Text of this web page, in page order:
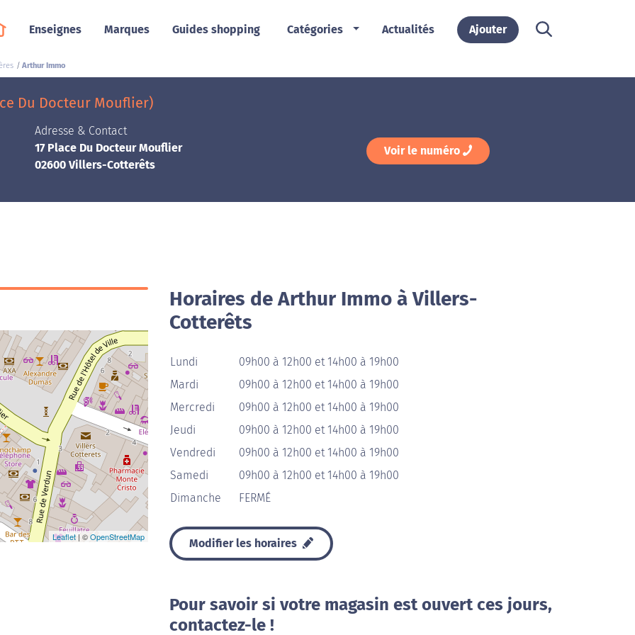
Enseignes Marques Guides shopping Catégories Actualités Ajouter
Arthur Immo
Du Docteur Mouflier)
Adresse & Contact
17 Place Du Docteur Mouflier
02600 Villers-Cotterêts
Voir le numéro
Leaflet| ©OpenStreetMap
Horaires de Arthur Immo à Villers-
Cotterêts
Lundi
09h00 à 12h00 et 14h00 à 19h00
Mardi
09h00 à 12h00 et 14h00 à 19h00
Mercredi
09h00 à 12h00 et 14h00 à 19h00
Jeudi
09h00 à 12h00 et 14h00 à 19h00
Vendredi
09h00 à 12h00 et 14h00 à 19h00
Samedi
09h00 à 12h00 et 14h00 à 19h00
Dimanche
FERMÉ
Modifier les horaires
Pour savoir si votre magasin est ouvert ces jours,
contactez-le !